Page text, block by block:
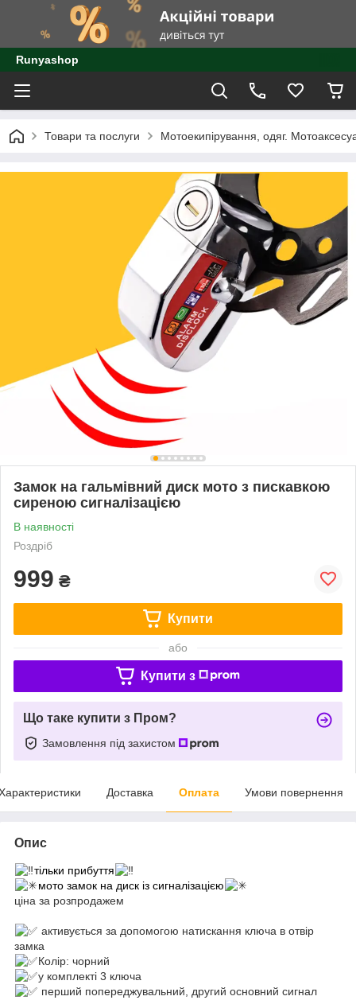
Runyashop
Товари та послуги Мотоекипірування, одяг.
Замок на гальмівний диск мото з пискавкою
сиреною сигналізацією
В наявності
Роздріб
999 ₴
Купити
або
Купити з
Що таке купити з Пром?
Замовлення під захистом
Доставка Оплата Умови повернення
Опис
тільки прибуття
мото замок на диск із сигналізацією
ціна за розпродажем
активується за допомогою натискання ключа в отвір
замка
Колір: чорний
у комплекті 3 ключа
перший попереджувальний, другий основний сигнал